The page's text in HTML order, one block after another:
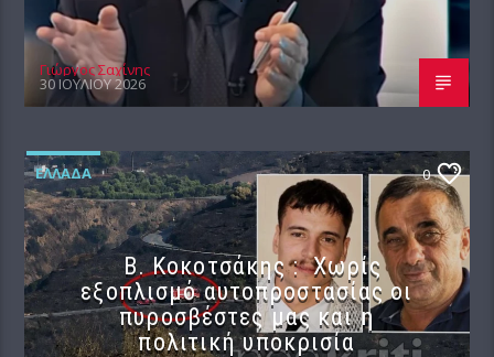
Γιώργος Σαχίνης
30 ΙΟΥΛΊΟΥ 2026
ΕΛΛΆΔΑ 0
Β. Κοκοτσάκης : Χωρίς
εξοπλισμό αυτοπροστασίας οι
πυροσβέστες μας και η
πολιτική υποκρισία